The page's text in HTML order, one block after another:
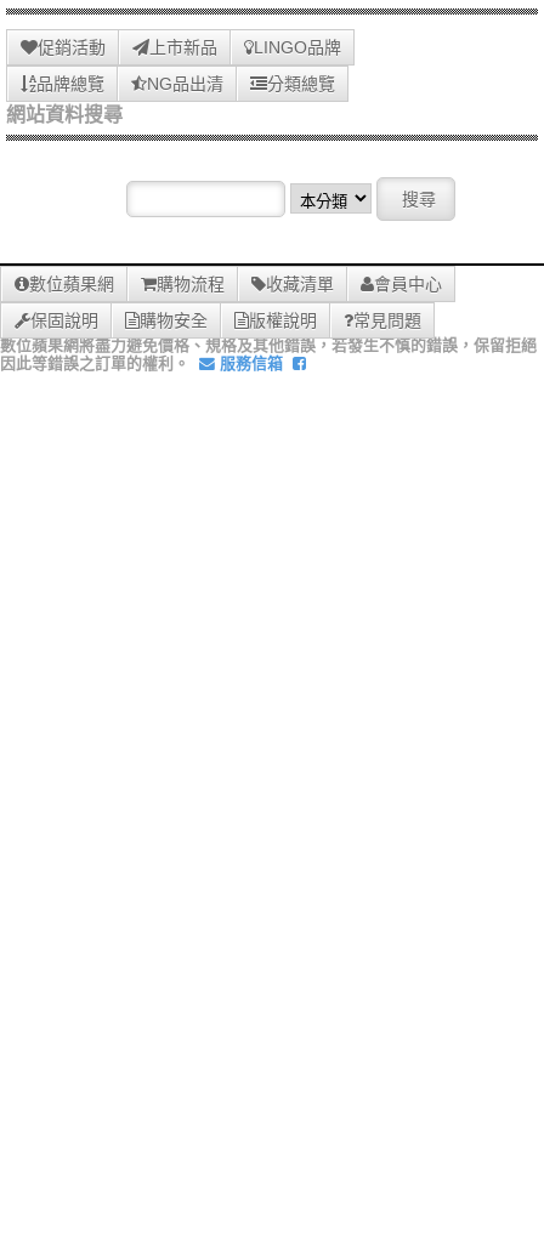
促銷活動 上市新品
LINGO品牌
品牌總覽
NG品出清 分類總覽
網站資料搜尋
數位蘋果網 購物流程 收藏清單
會員中心
保固說明
購物安全 版權說明 常見問題
數位蘋果網將盡力避免價格、規格及其他錯誤，若發生不慎的錯誤，保留拒絕
因此等錯誤之訂單的權利。
服務信箱